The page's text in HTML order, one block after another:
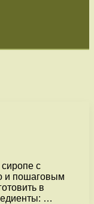
с
и пошаговым
в
…